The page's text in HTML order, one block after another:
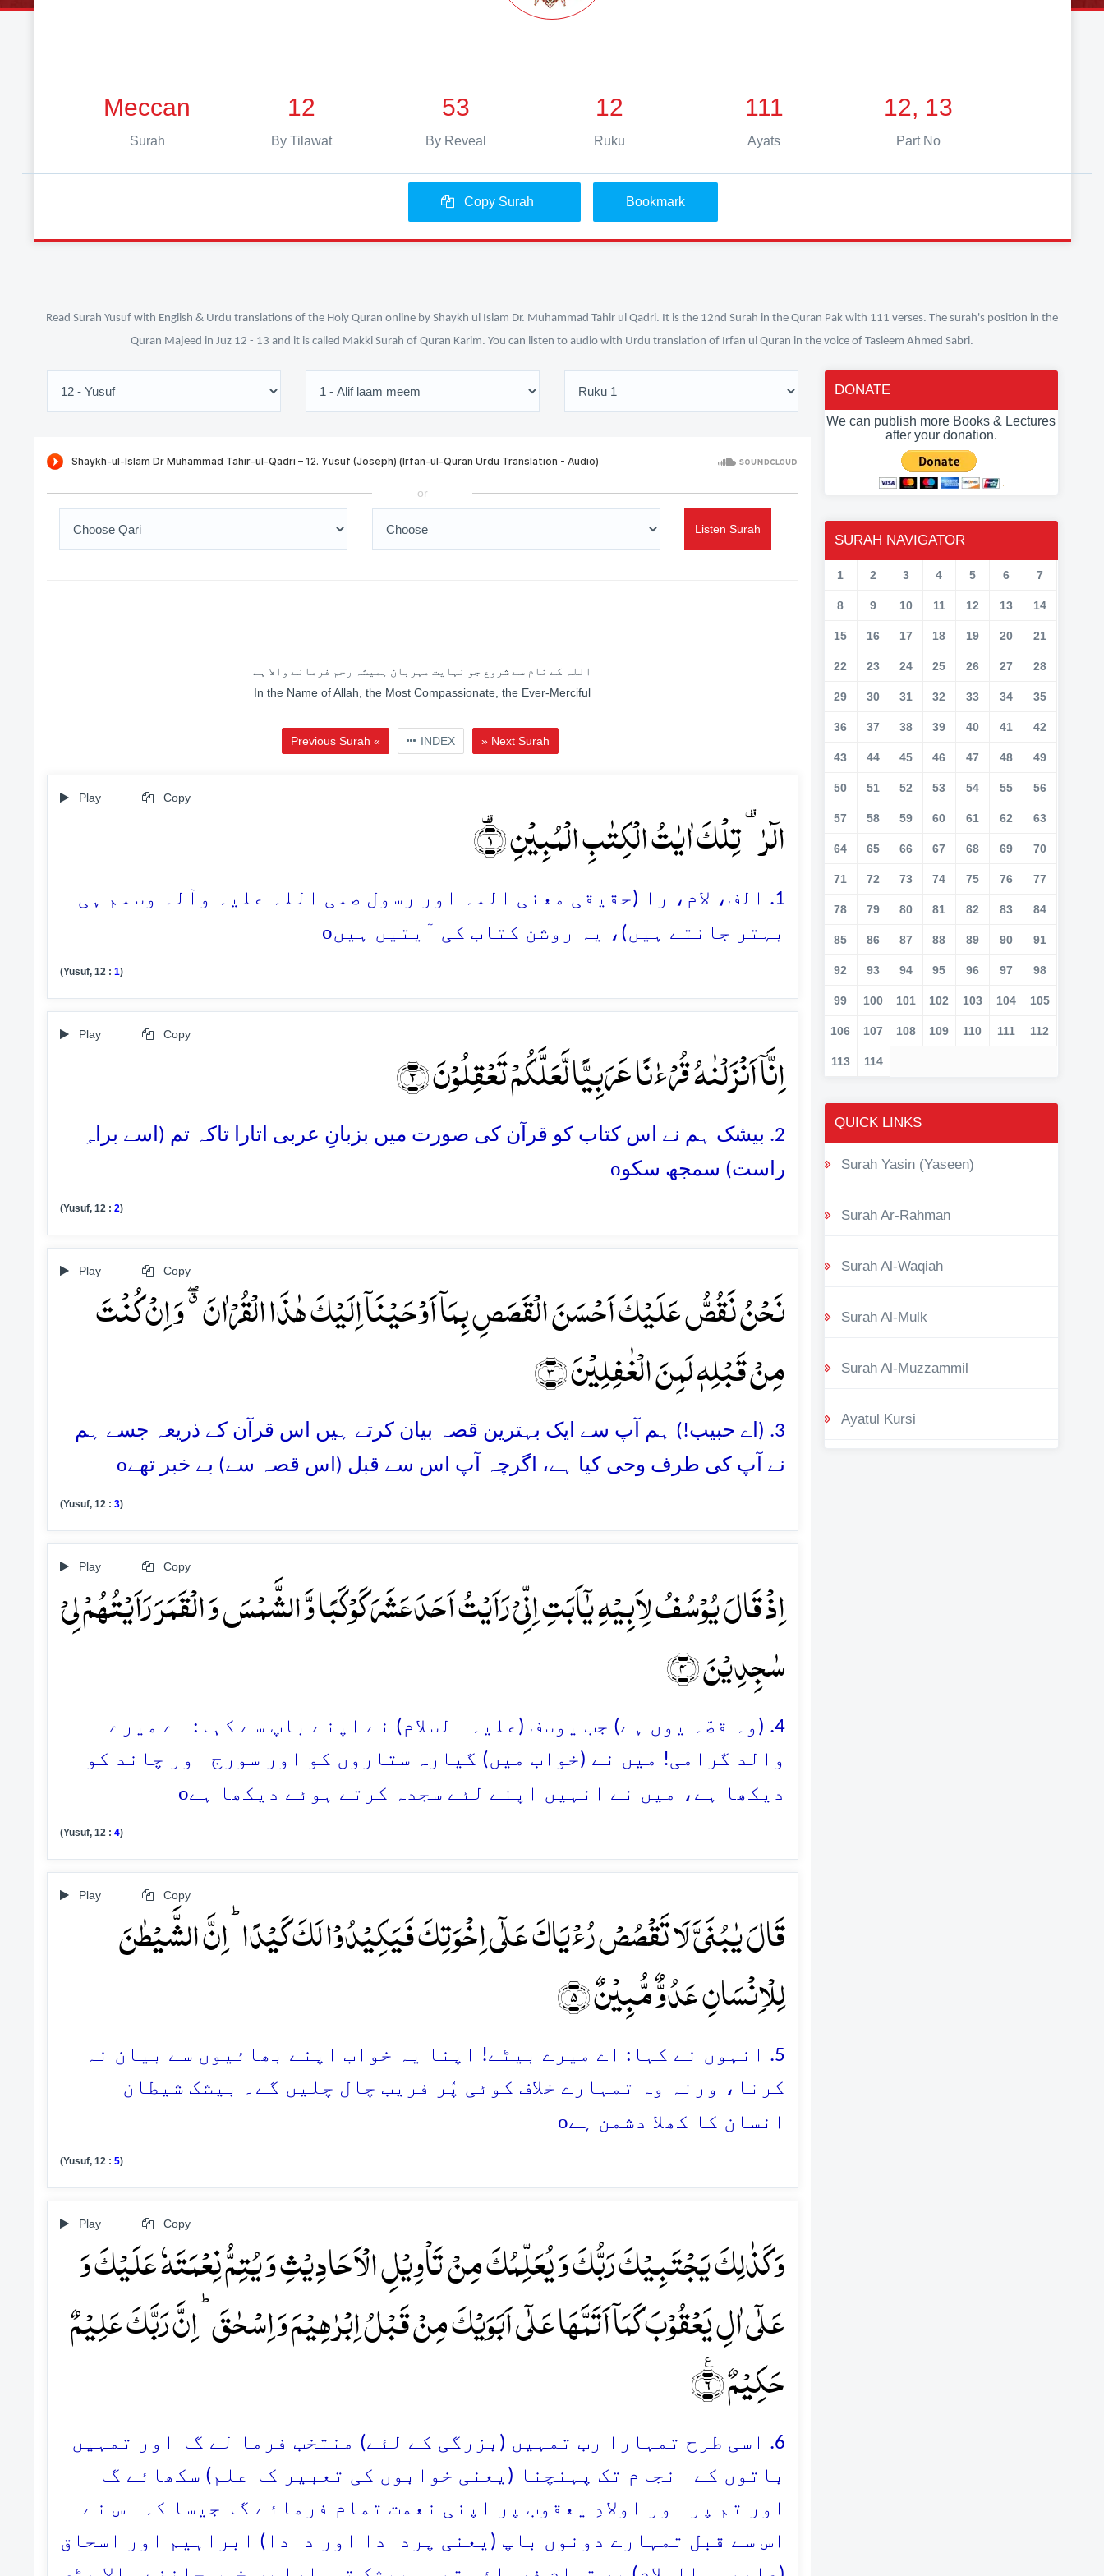
Meccan
Surah
12
By Tilawat
53
By Reveal
12
Ruku
111
Ayats
12, 13
Part No
Copy Surah Bookmark
Read Surah Yusuf with English & Urdu translations of the Holy Quran online by Shaykh ul Islam Dr. Muhammad Tahir ul Qadri. It is the 12nd Surah in the Quran Pak with 111 verses. The surah's position in the
Quran Majeed in Juz 12 - 13 and it is called Makki Surah of Quran Karim. You can listen to audio with Urdu translation of Irfan ul Quran in the voice of Tasleem Ahmed Sabri.
or
Listen Surah
اللہ کے نام سے شروع جو نہایت مہربان ہمیشہ رحم فرمانے والا ہے
In the Name of Allah, the Most Compassionate, the Ever-Merciful
Previous Surah « INDEX » Next Surah
Play Copy
الٓرٰ ۟ تِلۡکَ اٰیٰتُ الۡکِتٰبِ الۡمُبِیۡنِ ۟﴿۱﴾
1. الف، لام، را (حقیقی معنی اللہ اور رسول صلی اللہ علیہ وآلہ وسلم ہی
بہتر جانتے ہیں)، یہ روشن کتاب کی آیتیں ہیںo
(Yusuf, 12 : 1)
Play Copy
اِنَّاۤ اَنۡزَلۡنٰہُ قُرۡءٰنًا عَرَبِیًّا لَّعَلَّکُمۡ تَعۡقِلُوۡنَ ﴿۲﴾
2. بیشک ہم نے اس کتاب کو قرآن کی صورت میں بزبانِ عربی اتارا تاکہ تم (اسے براہِ
راست) سمجھ سکوo
(Yusuf, 12 : 2)
Play Copy
نَحۡنُ نَقُصُّ عَلَیۡکَ اَحۡسَنَ الۡقَصَصِ بِمَاۤ اَوۡحَیۡنَاۤ اِلَیۡکَ ہٰذَا الۡقُرۡاٰنَ ٭ۖ وَ اِنۡ کُنۡتَ
مِنۡ قَبۡلِہٖ لَمِنَ الۡغٰفِلِیۡنَ ﴿۳﴾
3. (اے حبیب!) ہم آپ سے ایک بہترین قصہ بیان کرتے ہیں اس قرآن کے ذریعہ جسے ہم
نے آپ کی طرف وحی کیا ہے، اگرچہ آپ اس سے قبل (اس قصہ سے) بے خبر تھےo
(Yusuf, 12 : 3)
Play Copy
اِذۡ قَالَ یُوۡسُفُ لِاَبِیۡہِ یٰۤاَبَتِ اِنِّیۡ رَاَیۡتُ اَحَدَعَشَرَ کَوۡکَبًا وَّ الشَّمۡسَ وَ الۡقَمَرَ رَاَیۡتُہُمۡ لِیۡ
سٰجِدِیۡنَ ﴿۴﴾
4. (وہ قصّہ یوں ہے) جب یوسف (علیہ السلام) نے اپنے باپ سے کہا: اے میرے
والد گرامی! میں نے (خواب میں) گیارہ ستاروں کو اور سورج اور چاند کو
دیکھا ہے، میں نے انہیں اپنے لئے سجدہ کرتے ہوئے دیکھا ہےo
(Yusuf, 12 : 4)
Play Copy
قَالَ یٰبُنَیَّ لَا تَقۡصُصۡ رُءۡیَاکَ عَلٰۤی اِخۡوَتِکَ فَیَکِیۡدُوۡا لَکَ کَیۡدًا ؕ اِنَّ الشَّیۡطٰنَ
لِلۡاِنۡسَانِ عَدُوٌّ مُّبِیۡنٌ ﴿۵﴾
5. انہوں نے کہا: اے میرے بیٹے! اپنا یہ خواب اپنے بھائیوں سے بیان نہ
کرنا، ورنہ وہ تمہارے خلاف کوئی پُر فریب چال چلیں گے۔ بیشک شیطان
انسان کا کھلا دشمن ہےo
(Yusuf, 12 : 5)
Play Copy
وَ کَذٰلِکَ یَجۡتَبِیۡکَ رَبُّکَ وَ یُعَلِّمُکَ مِنۡ تَاۡوِیۡلِ الۡاَحَادِیۡثِ وَ یُتِمُّ نِعۡمَتَہٗ عَلَیۡکَ وَ
عَلٰۤی اٰلِ یَعۡقُوۡبَ کَمَاۤ اَتَمَّہَا عَلٰۤی اَبَوَیۡکَ مِنۡ قَبۡلُ اِبۡرٰہِیۡمَ وَ اِسۡحٰقَ ؕ اِنَّ رَبَّکَ عَلِیۡمٌ
حَکِیۡمٌ ٪﴿۶﴾
6. اسی طرح تمہارا رب تمہیں (بزرگی کے لئے) منتخب فرما لے گا اور تمہیں
باتوں کے انجام تک پہنچنا (یعنی خوابوں کی تعبیر کا علم) سکھائے گا
اور تم پر اور اولادِ یعقوب پر اپنی نعمت تمام فرمائے گا جیسا کہ اس نے
اس سے قبل تمہارے دونوں باپ (یعنی پردادا اور دادا) ابراہیم اور اسحاق
DONATE
We can publish more Books & Lectures
after your donation.
SURAH NAVIGATOR
1 2 3 4 5 6 7
8 9 10 11 12 13 14
15 16 17 18 19 20 21
22 23 24 25 26 27 28
29 30 31 32 33 34 35
36 37 38 39 40 41 42
43 44 45 46 47 48 49
50 51 52 53 54 55 56
57 58 59 60 61 62 63
64 65 66 67 68 69 70
71 72 73 74 75 76 77
78 79 80 81 82 83 84
85 86 87 88 89 90 91
92 93 94 95 96 97 98
99 100 101 102 103 104 105
106 107 108 109 110 111 112
113 114
QUICK LINKS
Surah Yasin (Yaseen)
Surah Ar-Rahman
Surah Al-Waqiah
Surah Al-Mulk
Surah Al-Muzzammil
Ayatul Kursi